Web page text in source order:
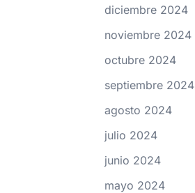
diciembre 2024
noviembre 2024
octubre 2024
septiembre 2024
agosto 2024
julio 2024
junio 2024
mayo 2024